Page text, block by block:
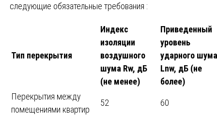
следующие обязательные требования :
Тип перекрытия
Индекс
изоляции
воздушного
шума Rw, дБ
(не менее)
Приведенный
уровень
ударного шума
Lnw, дБ (не
более)
Перекрытия между
помещениями квартир
52 60